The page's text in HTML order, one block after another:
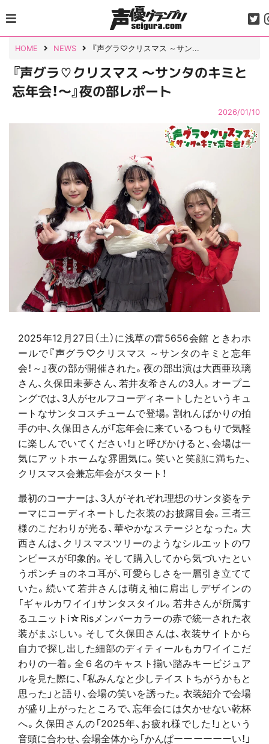
to
content
HOME NEWS 『声グラ♡クリスマス ～サン...
『声グラ♡クリスマス ～サンタのキミと
忘年会！～』夜の部レポート
2026/01/10
2025年12月27日（土）に浅草の雷5656会館 ときわホ
ールで『声グラ♡クリスマス ～サンタのキミと忘年
会！～』夜の部が開催された。夜の部出演は大西亜玖璃
さん、久保田未夢さん、若井友希さんの3人。オープニ
ングでは、3人がセルフコーディネートしたというキュ
ートなサンタコスチュームで登場。割れんばかりの拍
手の中、久保田さんが「忘年会に来ているつもりで気軽
に楽しんでいてください！」と呼びかけると、会場は一
気にアットホームな雰囲気に。笑いと笑顔に満ちた、
クリスマス会兼忘年会がスタート！
最初のコーナーは、3人がそれぞれ理想のサンタ姿をテ
ーマにコーディネートした衣装のお披露目会。三者三
様のこだわりが光る、華やかなステージとなった。大
西さんは、クリスマスツリーのようなシルエットのワ
ンピースが印象的。そして購入してから気づいたとい
うポンチョのネコ耳が、可愛らしさを一層引き立てて
いた。続いて若井さんは萌え袖に肩出しデザインの
「ギャルカワイイ」サンタスタイル。若井さんが所属す
るユニットi☆Risメンバーカラーの赤で統一された衣
装がまぶしい。そして久保田さんは、衣装サイトから
自力で探し出した細部のディティールもカワイイこだ
わりの一着。全６名のキャスト揃い踏みキービジュア
ルを見た際に、「私みんなと少しテイストちがうかもと
思った」と語り、会場の笑いを誘った。衣装紹介で会場
が盛り上がったところで、忘年会には欠かせない乾杯
へ。久保田さんの「2025年、お疲れ様でした！」という
音頭に合わせ、会場全体から「かんぱーーーーーーい！」